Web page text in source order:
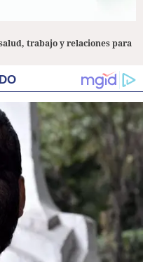
trabajo y relaciones para